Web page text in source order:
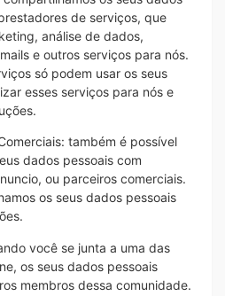
de serviços, que
análise de dados,
e outros serviços para nós.
só podem usar os seus
esses serviços para nós e
também é possível
dados pessoais com
ou parceiros comerciais.
os seus dados pessoais
você se junta a uma das
os seus dados pessoais
membros dessa comunidade.